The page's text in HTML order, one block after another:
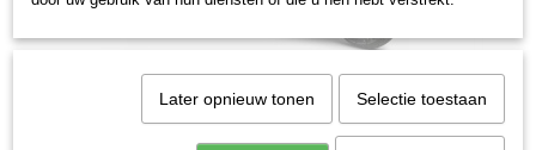
Later opnieuw tonen Selectie toestaan